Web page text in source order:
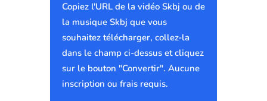
Copiez l'URL de la vidéo Skbj ou de
la musique Skbj que vous
souhaitez télécharger, collez-la
dans le champ ci-dessus et cliquez
sur le bouton "Convertir". Aucune
inscription ou frais requis.